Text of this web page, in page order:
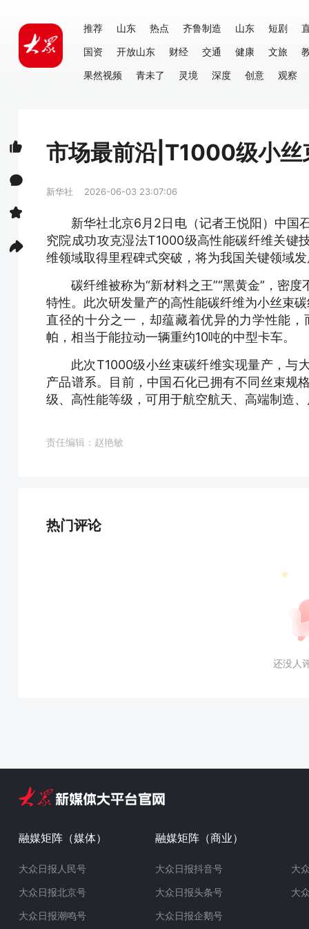
推荐 山东 热点 齐鲁制造 山东 短剧
国资
开放山东 财经 交通 健康 文旅
果然视频
青未了 灵境 深度 创意 观察
市场最前沿|T1000级小丝
新华社 2026-06-03 23:07:06
新华社北京6月2日电（记者王悦阳）中国
究院成功攻克湿法T1000级高性能碳纤维关键
维领域取得里程碑式突破，将为我国关键领域
碳纤维被称为“新材料之王”“黑黄金”，密
特性。此次研发量产的高性能碳纤维为小丝束
直径的十分之一，却蕴藏着优异的力学性能
帕，相当于能拉动一辆重约10吨的中型卡车。
此次T1000级小丝束碳纤维实现量产，与
产品谱系。目前，中国石化已拥有不同丝束规
级、高性能等级，可用于航空航天、高端制造
责任编辑：赵艳敏
热门评论
还没人
融媒矩阵（媒体）
大众日报人民号
大众日报北京号
大众日报潮鸣号
融媒矩阵（商业）
大众日报抖音号
大众日报头条号
大众日报企鹅号
大
大